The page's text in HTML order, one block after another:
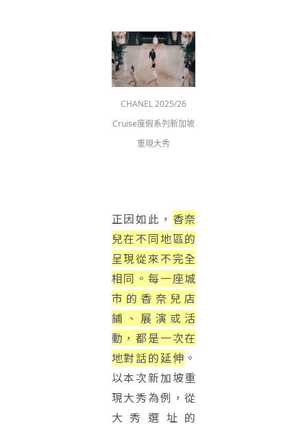
CHANEL 2025/26
Cruise度假系列新加坡
重現大秀
正因如此， 香奈
兒在不同地區的
呈現從來不完全
相同。每一座城
市的香奈兒店
鋪、展演或活
動，都是一次在
地對話的延伸 。
以本次新加坡重
現大秀為例，從
大秀選址的